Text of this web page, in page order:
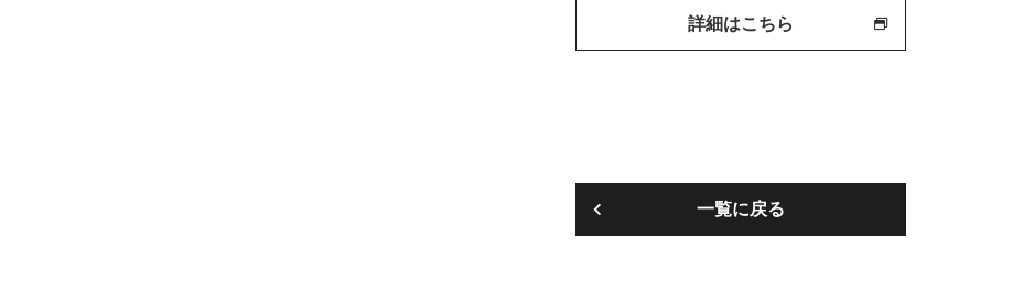
詳細はこちら
一覧に戻る